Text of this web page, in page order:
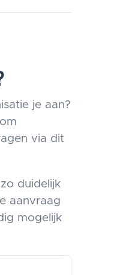
je aan?
via dit
duidelijk
aanvraag
mogelijk